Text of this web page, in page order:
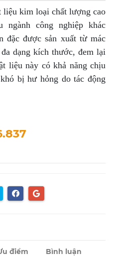
kim loại chất lượng cao
ngành công nghiệp khác
đặc được sản xuất từ mác
dạng kích thước, đem lại
liệu này có khả năng chịu
bị hư hỏng do tác động
điểm Bình luận